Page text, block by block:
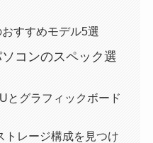
すすめモデル5選
コンのスペック選
とグラフィックボード
トレージ構成を見つけ